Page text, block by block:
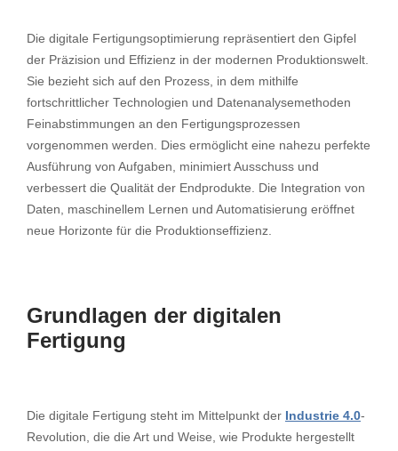
Die digitale Fertigungsoptimierung repräsentiert den Gipfel
der Präzision und Effizienz in der modernen Produktionswelt.
Sie bezieht sich auf den Prozess, in dem mithilfe
fortschrittlicher Technologien und Datenanalysemethoden
Feinabstimmungen an den Fertigungsprozessen
vorgenommen werden. Dies ermöglicht eine nahezu perfekte
Ausführung von Aufgaben, minimiert Ausschuss und
verbessert die Qualität der Endprodukte. Die Integration von
Daten, maschinellem Lernen und Automatisierung eröffnet
neue Horizonte für die Produktionseffizienz.
Grundlagen der digitalen
Fertigung
Die digitale Fertigung steht im Mittelpunkt der Industrie 4.0-
Revolution, die die Art und Weise, wie Produkte hergestellt